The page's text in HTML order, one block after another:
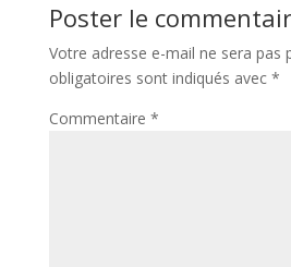
Poster le
Votre adresse e-mail ne sera pas
obligatoires sont indiqués avec *
Commentaire *